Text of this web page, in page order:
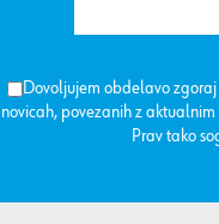
Dovoljujem obdelavo
novicah, povezanih z
Prav tako